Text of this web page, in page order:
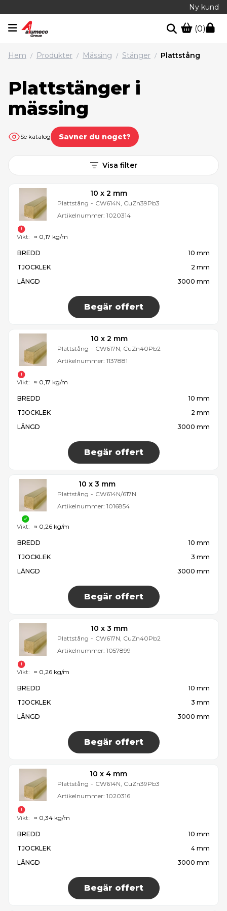
Ny kund
(0)
Hem / Produkter / Mässing / Stänger / Plattstång
Plattstänger i
mässing
Se katalog Savner du noget?
Visa filter
10 x 2 mm
Plattstång - CW614N, CuZn39Pb3
Artikelnummer: 1020314
BREDD
10 mm
TJOCKLEK
2 mm
LÄNGD
3000 mm
Begär offert
Vikt: ≈ 0,17 kg/m
10 x 2 mm
Plattstång - CW617N, CuZn40Pb2
Artikelnummer: 1137881
BREDD
10 mm
TJOCKLEK
2 mm
LÄNGD
3000 mm
Begär offert
Vikt: ≈ 0,17 kg/m
10 x 3 mm
Plattstång - CW614N/617N
Artikelnummer: 1016854
BREDD
10 mm
TJOCKLEK
3 mm
LÄNGD
3000 mm
Begär offert
Vikt: ≈ 0,26 kg/m
10 x 3 mm
Plattstång - CW617N, CuZn40Pb2
Artikelnummer: 1057899
BREDD
10 mm
TJOCKLEK
3 mm
LÄNGD
3000 mm
Begär offert
Vikt: ≈ 0,26 kg/m
10 x 4 mm
Plattstång - CW614N, CuZn39Pb3
Artikelnummer: 1020316
BREDD
10 mm
TJOCKLEK
4 mm
LÄNGD
3000 mm
Begär offert
Vikt: ≈ 0,34 kg/m